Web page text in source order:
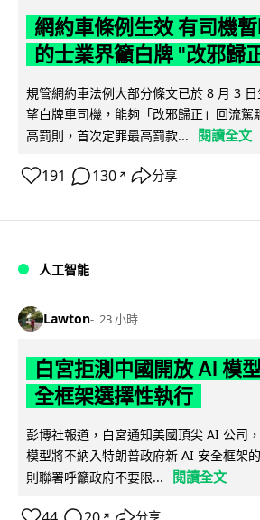
網約車條例生效 有司機
的士業界籲白牌 "改邪歸
規管網約車法例大部分條文已於 8 月 3
望白牌車司機，能夠「改邪歸正」回流駕
高罰則，首次定罪最高罰款...
閱讀全文
191 130 ↗ 分享
人工智能
Lawton 23 小時
白宮拒測中國開放 AI 模
全框架選擇性執行
彭博社報道，白宮通知美國頂尖 AI 公司
模型將不納入特朗普政府新 AI 安全框架
則聯署呼籲政府不要限...
閱讀全文
↗